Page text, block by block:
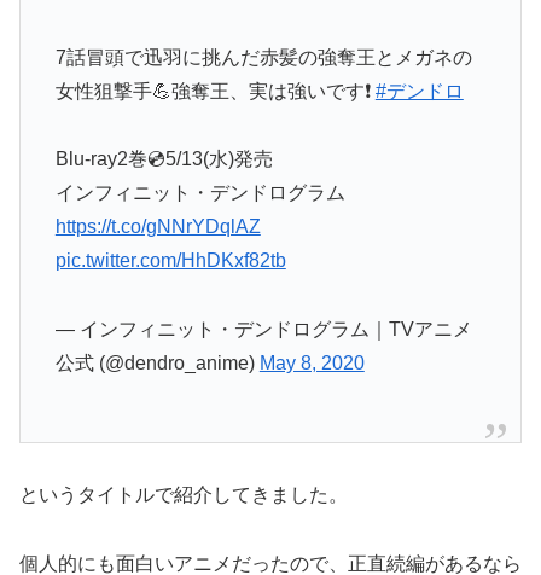
7話冒頭で迅羽に挑んだ赤髪の強奪王とメガネの
女性狙撃手💪強奪王、実は強いです❗ #デンドロ
Blu-ray2巻💿5/13(水)発売
インフィニット・デンドログラム
https://t.co/gNNrYDqlAZ
pic.twitter.com/HhDKxf82tb
— インフィニット・デンドログラム｜TVアニメ
公式 (@dendro_anime) May 8, 2020
というタイトルで紹介してきました。
個人的にも面白いアニメだったので、正直続編があるなら